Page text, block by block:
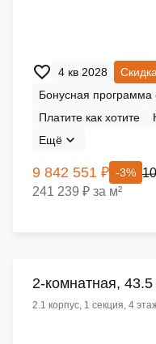
4 кв 2028
Бонусная
Платите как хотите
Ещё
9 842 551 ₽ -3%
241 239 ₽ за м²
2-комнатная, 43.5
2.1 корпус, 1 секция, 4